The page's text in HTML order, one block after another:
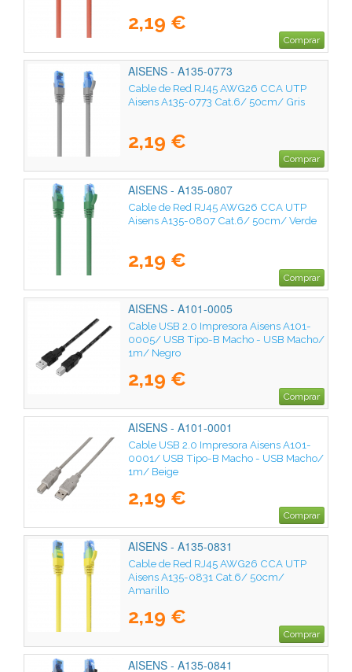
2,19 €
Comprar
AISENS - A135-0773
Cable de Red RJ45 AWG26 CCA UTP
Aisens A135-0773 Cat.6/ 50cm/ Gris
2,19 €
Comprar
AISENS - A135-0807
Cable de Red RJ45 AWG26 CCA UTP
Aisens A135-0807 Cat.6/ 50cm/ Verde
2,19 €
Comprar
AISENS - A101-0005
Cable USB 2.0 Impresora Aisens A101-
0005/ USB Tipo-B Macho - USB Macho/
1m/ Negro
2,19 €
Comprar
AISENS - A101-0001
Cable USB 2.0 Impresora Aisens A101-
0001/ USB Tipo-B Macho - USB Macho/
1m/ Beige
2,19 €
Comprar
AISENS - A135-0831
Cable de Red RJ45 AWG26 CCA UTP
Aisens A135-0831 Cat.6/ 50cm/
Amarillo
2,19 €
Comprar
AISENS - A135-0841